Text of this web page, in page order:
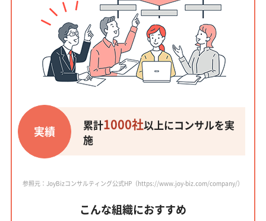
実績 累計1000社以上にコンサルを実
施
参照元：JoyBizコンサルティング公式HP（https://www.joy-biz.com/company/）
こんな組織におすすめ